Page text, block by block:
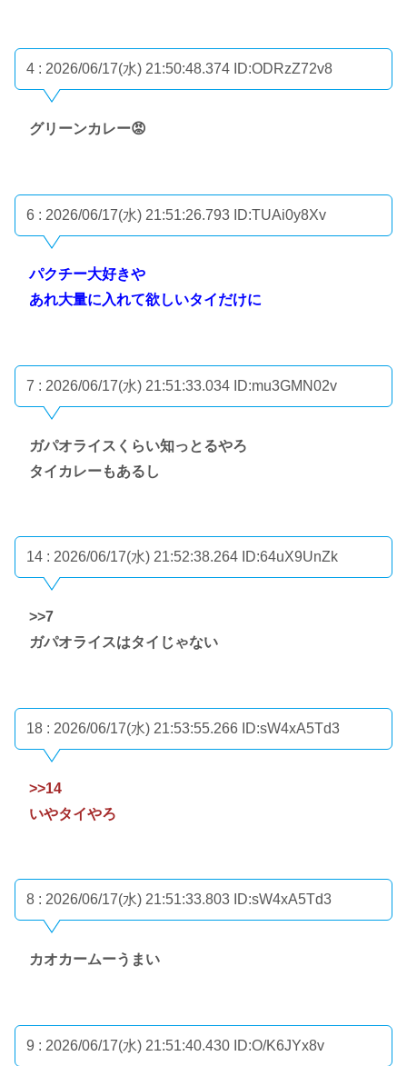
4 : 2026/06/17(水) 21:50:48.374 ID:ODRzZ72v8
グリーンカレー😡
6 : 2026/06/17(水) 21:51:26.793 ID:TUAi0y8Xv
パクチー大好きや
あれ大量に入れて欲しいタイだけに
7 : 2026/06/17(水) 21:51:33.034 ID:mu3GMN02v
ガパオライスくらい知っとるやろ
タイカレーもあるし
14 : 2026/06/17(水) 21:52:38.264 ID:64uX9UnZk
>>7
ガパオライスはタイじゃない
18 : 2026/06/17(水) 21:53:55.266 ID:sW4xA5Td3
>>14
いやタイやろ
8 : 2026/06/17(水) 21:51:33.803 ID:sW4xA5Td3
カオカームーうまい
9 : 2026/06/17(水) 21:51:40.430 ID:O/K6JYx8v